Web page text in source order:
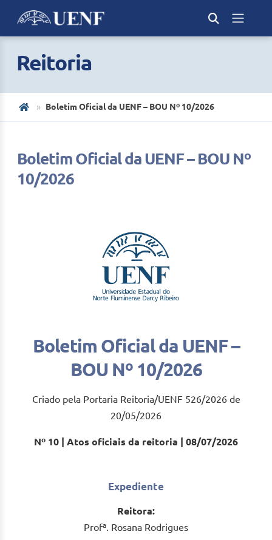
Reitoria
Boletim Oficial da UENF – BOU Nº 10/2026
Boletim Oficial da UENF – BOU Nº
10/2026
Boletim Oficial da UENF –
BOU Nº 10/2026
Criado pela Portaria Reitoria/UENF 526/2026 de
20/05/2026
Nº 10 | Atos oficiais da reitoria | 08/07/2026
Expediente
Reitora:
Profª. Rosana Rodrigues